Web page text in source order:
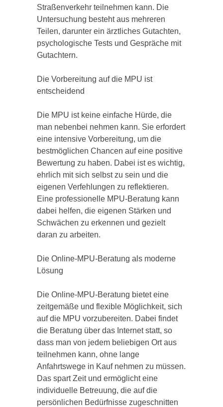
Straßenverkehr teilnehmen kann. Die
Untersuchung besteht aus mehreren
Teilen, darunter ein ärztliches Gutachten,
psychologische Tests und Gespräche mit
Gutachtern.
Die Vorbereitung auf die MPU ist
entscheidend
Die MPU ist keine einfache Hürde, die
man nebenbei nehmen kann. Sie erfordert
eine intensive Vorbereitung, um die
bestmöglichen Chancen auf eine positive
Bewertung zu haben. Dabei ist es wichtig,
ehrlich mit sich selbst zu sein und die
eigenen Verfehlungen zu reflektieren.
Eine professionelle MPU-Beratung kann
dabei helfen, die eigenen Stärken und
Schwächen zu erkennen und gezielt
daran zu arbeiten.
Die Online-MPU-Beratung als moderne
Lösung
Die Online-MPU-Beratung bietet eine
zeitgemäße und flexible Möglichkeit, sich
auf die MPU vorzubereiten. Dabei findet
die Beratung über das Internet statt, so
dass man von jedem beliebigen Ort aus
teilnehmen kann, ohne lange
Anfahrtswege in Kauf nehmen zu müssen.
Das spart Zeit und ermöglicht eine
individuelle Betreuung, die auf die
persönlichen Bedürfnisse zugeschnitten